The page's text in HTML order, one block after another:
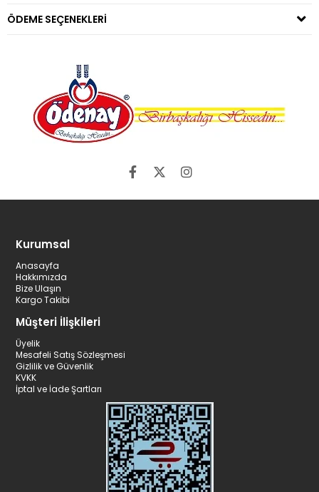
ÖDEME SEÇENEKLERI
Kurumsal
Anasayfa
Hakkımızda
Bize Ulaşın
Kargo Takibi
Müşteri İlişkileri
Üyelik
Mesafeli Satış Sözleşmesi
Gizlilik ve Güvenlik
KVKK
İptal ve İade Şartları